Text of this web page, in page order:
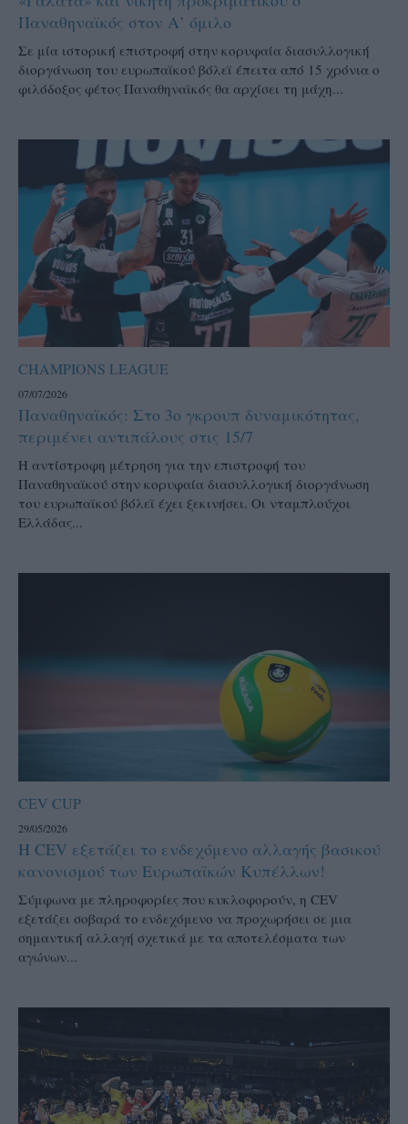
Παναθηναϊκός στον Α’ όμιλο
Σε μία ιστορική επιστροφή στην κορυφαία διασυλλογική
διοργάνωση του ευρωπαϊκού βόλεϊ έπειτα από 15 χρόνια o
φιλόδοξος φέτος Παναθηναϊκός θα αρχίσει τη μάχη...
CHAMPIONS LEAGUE
07/07/2026
Παναθηναϊκός: Στο 3ο γκρουπ δυναμικότητας,
περιμένει αντιπάλους στις 15/7
Η αντίστροφη μέτρηση για την επιστροφή του
Παναθηναϊκού στην κορυφαία διασυλλογική διοργάνωση
του ευρωπαϊκού βόλεϊ έχει ξεκινήσει. Οι νταμπλούχοι
Ελλάδας...
CEV CUP
29/05/2026
Η CEV εξετάζει το ενδεχόμενο αλλαγής βασικού
κανονισμού των Ευρωπαϊκών Κυπέλλων!
Σύμφωνα με πληροφορίες που κυκλοφορούν, η CEV
εξετάζει σοβαρά το ενδεχόμενο να προχωρήσει σε μια
σημαντική αλλαγή σχετικά με τα αποτελέσματα των
αγώνων...